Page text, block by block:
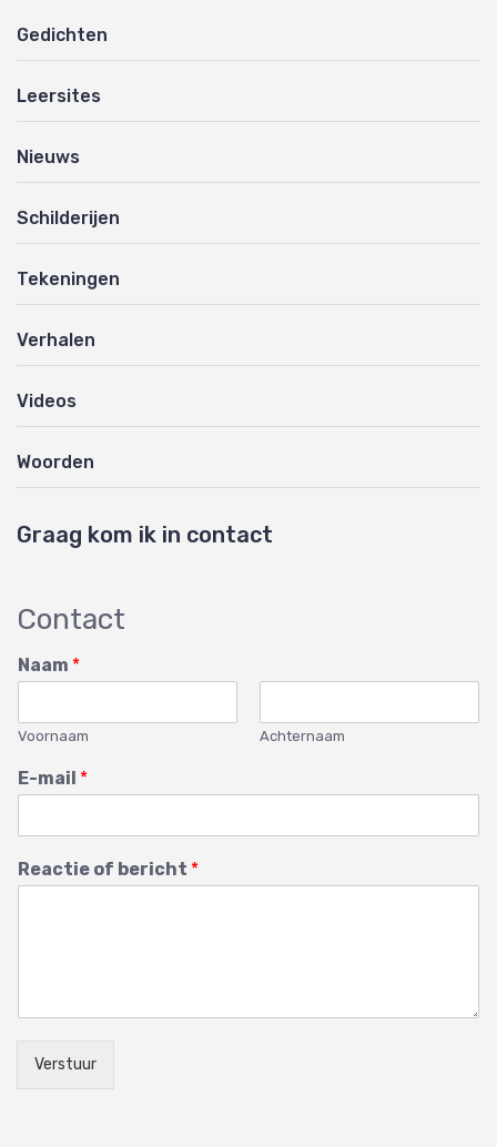
Gedichten
Leersites
Nieuws
Schilderijen
Tekeningen
Verhalen
Videos
Woorden
Graag kom ik in contact
Contact
Naam *
Voornaam Achternaam
E-mail *
Reactie of bericht *
Verstuur